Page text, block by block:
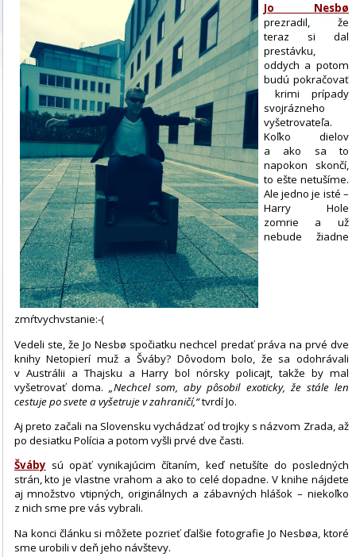
Jo Nesbø
prezradil, že
teraz si dal
prestávku,
oddych a potom
budú pokračovať
krimi prípady
svojrázneho
vyšetrovateľa.
Koľko dielov
a ako sa to
napokon skončí,
to ešte netušíme.
Ale jedno je isté –
Harry Hole
zomrie a už
nebude žiadne
zmŕtvychvstanie:-(
Vedeli ste, že Jo Nesbø spočiatku nechcel predať práva na prvé dve
knihy Netopierí muž a Šváby? Dôvodom bolo, že sa odohrávali
v Austrálii a Thajsku a Harry bol nórsky policajt, takže by mal
vyšetrovať doma. „Nechcel som, aby pôsobil exoticky, že stále len
cestuje po svete a vyšetruje v zahraničí,“tvrdí Jo.
Aj preto začali na Slovensku vychádzať od trojky s názvom Zrada, až
po desiatku Polícia a potom vyšli prvé dve časti.
Šváby sú opäť vynikajúcim čítaním, keď netušíte do posledných
strán, kto je vlastne vrahom a ako to celé dopadne. V knihe nájdete
aj množstvo vtipných, originálnych a zábavných hlášok – niekoľko
z nich sme pre vás vybrali.
Na konci článku si môžete pozrieť ďalšie fotografie Jo Nesbøa, ktoré
sme urobili v deň jeho návštevy.